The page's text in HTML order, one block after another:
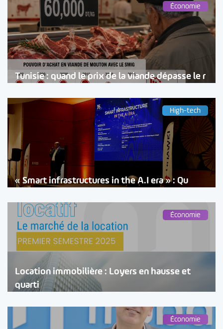
Économie
Tunisie : quand le prix de la viande dépasse le r
High-tech
« Smart infrastructures in the A.I era » : Qu
Économie
Location immobilière : Loyers en hausse et
quarti
Économie